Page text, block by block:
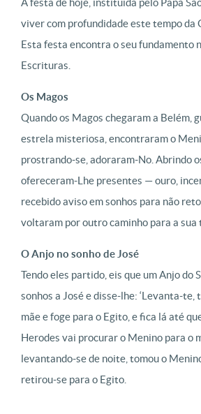
A festa de hoje, instituída pelo Papa
viver com profundidade este tempo da
Esta festa encontra o seu fundamento
Escrituras.
Os Magos
Quando os Magos chegaram a Belém,
estrela misteriosa, encontraram o
prostrando-se, adoraram-No. Abrindo
ofereceram-Lhe presentes — ouro,
recebido aviso em sonhos para não
voltaram por outro caminho para a sua
O Anjo no sonho de José
Tendo eles partido, eis que um Anjo do
sonhos a José e disse-lhe: ‘Levanta-te,
mãe e foge para o Egito, e fica lá até
Herodes vai procurar o Menino para o
levantando-se de noite, tomou o
retirou-se para o Egito.